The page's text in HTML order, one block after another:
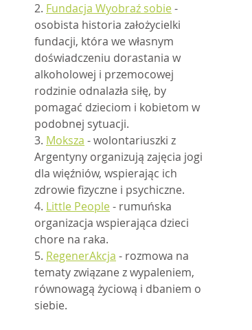
2. Fundacja Wyobraź sobie -
osobista historia założycielki
fundacji, która we własnym
doświadczeniu dorastania w
alkoholowej i przemocowej
rodzinie odnalazła siłę, by
pomagać dzieciom i kobietom w
podobnej sytuacji.
3. Moksza - wolontariuszki z
Argentyny organizują zajęcia jogi
dla więźniów, wspierając ich
zdrowie fizyczne i psychiczne.
4. Little People - rumuńska
organizacja wspierająca dzieci
chore na raka.
5. RegenerAkcja - rozmowa na
tematy związane z wypaleniem,
równowagą życiową i dbaniem o
siebie.